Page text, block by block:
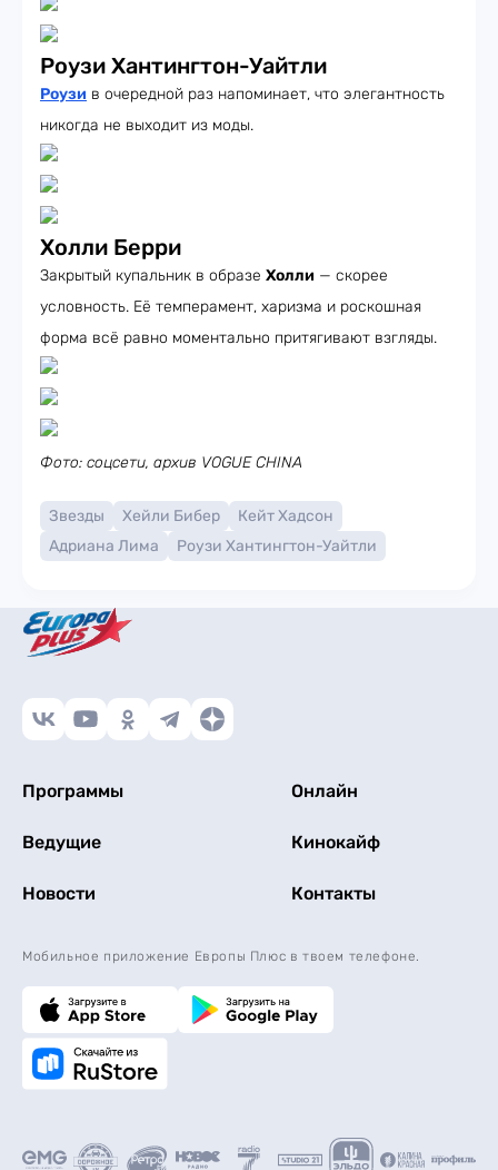
Роузи Хантингтон-Уайтли
Роузи в очередной раз напоминает, что элегантность
никогда не выходит из моды.
Холли Берри
Закрытый купальник в образе Холли — скорее
условность. Её темперамент, харизма и роскошная
форма всё равно моментально притягивают взгляды.
Фото: соцсети, архив VOGUE CHINA
Звезды Хейли Бибер
Кейт Хадсон
Адриана Лима
Роузи Хантингтон-Уайтли
Программы Онлайн
Ведущие Кинокайф
Новости Контакты
Мобильное приложение Европы Плюс в твоем телефоне.